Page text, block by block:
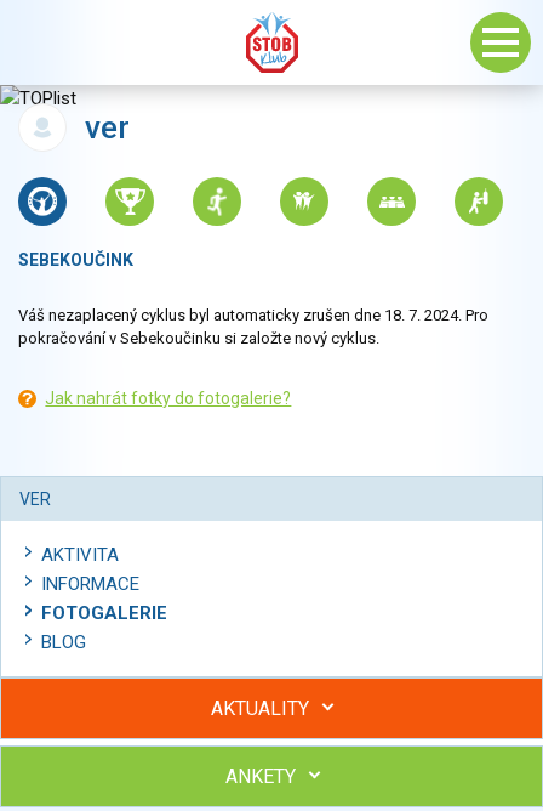
ver
SEBEKOUČINK
Váš nezaplacený cyklus byl automaticky zrušen dne 18. 7. 2024. Pro
pokračování v Sebekoučinku si založte nový cyklus.
Jak nahrát fotky do fotogalerie?
VER
AKTIVITA
INFORMACE
FOTOGALERIE
BLOG
AKTUALITY
Hubněte s podporou lektorky a skupiny v kurzech STOBu
ANKETY